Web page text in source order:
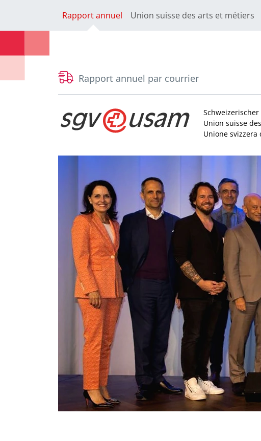
Rapport annuel Union suisse des arts et métiers
Rapport annuel par courrier
Union suisse
Unione